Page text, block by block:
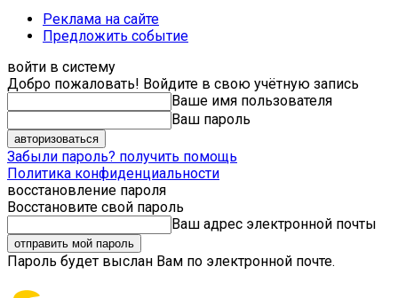
Реклама на сайте
Предложить событие
войти в систему
Добро пожаловать! Войдите в свою учётную запись
Ваше имя пользователя
Ваш пароль
Забыли пароль? получить помощь
Политика конфиденциальности
восстановление пароля
Восстановите свой пароль
Ваш адрес электронной почты
Пароль будет выслан Вам по электронной почте.